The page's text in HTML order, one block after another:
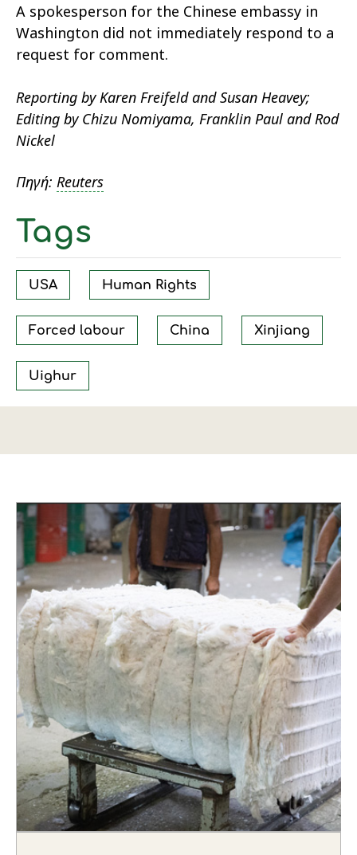
A spokesperson for the Chinese embassy in
Washington did not immediately respond to a
request for comment.
Reporting by Karen Freifeld and Susan Heavey;
Editing by Chizu Nomiyama, Franklin Paul and Rod
Nickel
Πηγή: Reuters
Tags
USA Human Rights
Forced labour China Xinjiang
Uighur